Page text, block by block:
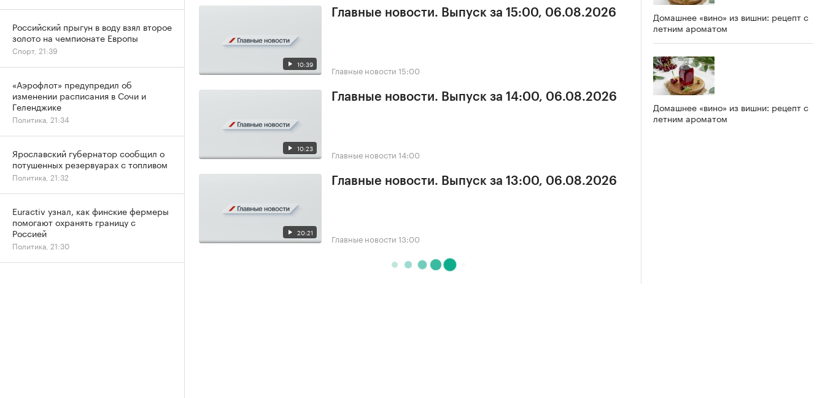
10:39
Главные новости. Выпуск за 15:00, 06.08.2026
Главные новости 15:00
10:23
Главные новости. Выпуск за 14:00, 06.08.2026
Главные новости 14:00
20:21
Главные новости. Выпуск за 13:00, 06.08.2026
Главные новости 13:00
Домашнее «вино» из вишни: рецепт с
летним ароматом
Домашнее «вино» из вишни: рецепт с
летним ароматом
Российский прыгун в воду взял второе
золото на чемпионате Европы
Спорт, 21:39
«Аэрофлот» предупредил об
изменении расписания в Сочи и
Геленджике
Политика, 21:34
Ярославский губернатор сообщил о
потушенных резервуарах с топливом
Политика, 21:32
Euractiv узнал, как финские фермеры
помогают охранять границу с
Россией
Политика, 21:30